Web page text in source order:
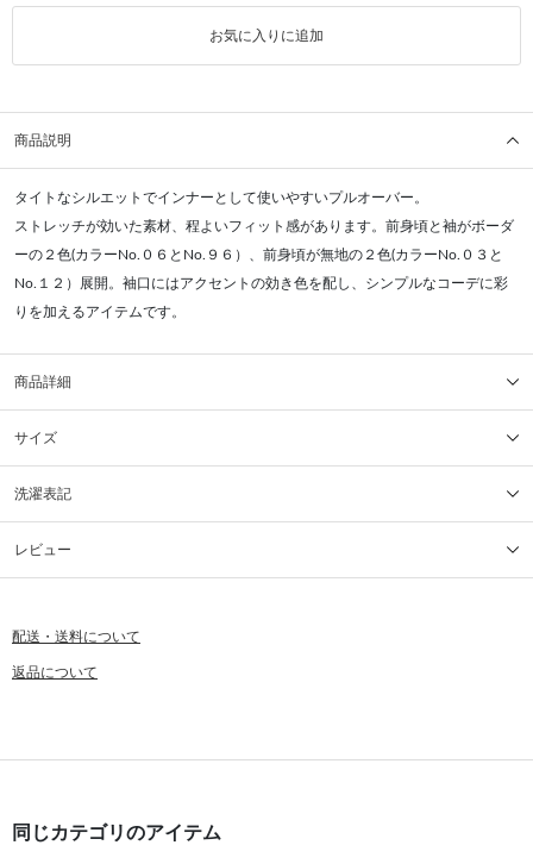
お気に入りに追加
商品説明
タイトなシルエットでインナーとして使いやすいプルオーバー。
ストレッチが効いた素材、程よいフィット感があります。前身頃と袖がボーダ
ーの２色(カラーNo.０６とNo.９６）、前身頃が無地の２色(カラーNo.０３と
No.１２）展開。袖口にはアクセントの効き色を配し、シンプルなコーデに彩
りを加えるアイテムです。
商品詳細
サイズ
洗濯表記
レビュー
配送・送料について
返品について
同じカテゴリのアイテム